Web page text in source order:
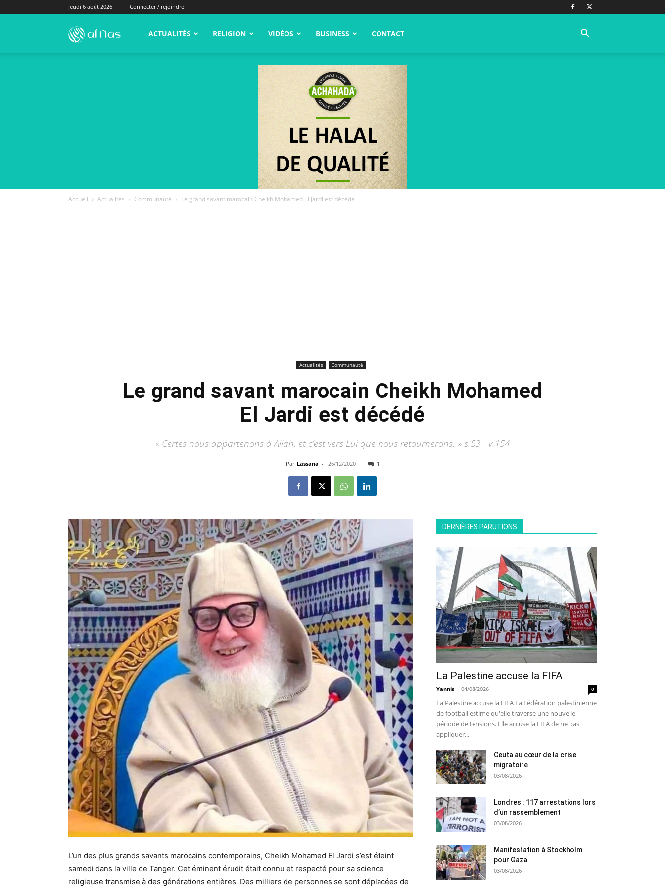
jeudi 6 août 2026 Connecter / rejoindre
alNas.fr ACTUALITÉS RELIGION VIDÉOS BUSINESS CONTACT
Accueil Actualités Communauté Le grand savant marocain Cheikh Mohamed El Jardi est décédé
Actualités Communauté
Le grand savant marocain Cheikh Mohamed
El Jardi est décédé
« Certes nous appartenons à Allah, et c’est vers Lui que nous retournerons. » s.53 - v.154
Par Lassana - 26/12/2020 1
L’un des plus grands savants marocains contemporains, Cheikh Mohamed El Jardi s’est éteint
samedi dans la ville de Tanger. Cet éminent érudit était connu et respecté pour sa science
religieuse transmise à des générations entières. Des milliers de personnes se sont déplacées de
DERNIÈRES PARUTIONS
La Palestine accuse la FIFA
Yannis - 04/08/2026 0
La Palestine accuse la FIFA La Fédération palestinienne
de football estime qu'elle traverse une nouvelle
période de tensions. Elle accuse la FIFA de ne pas
appliquer...
Ceuta au cœur de la crise
migratoire
03/08/2026
Londres : 117 arrestations lors
d’un rassemblement
03/08/2026
Manifestation à Stockholm
pour Gaza
03/08/2026